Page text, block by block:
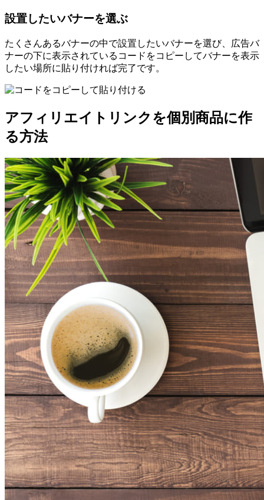
設置したいバナーを選ぶ
たくさんあるバナーの中で設置したいバナーを選び、広告バ
ナーの下に表示されているコードをコピーしてバナーを表示
したい場所に貼り付ければ完了です。
アフィリエイトリンクを個別商品に作
る方法